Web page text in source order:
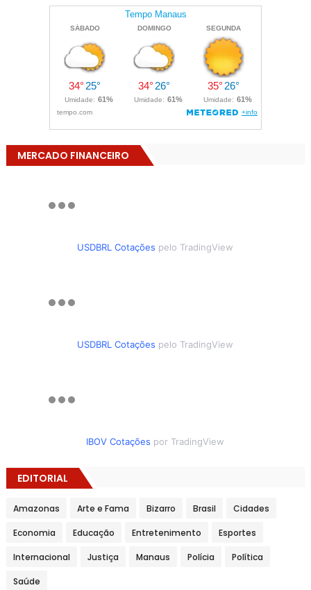
MERCADO FINANCEIRO
USDBRL Cotações pelo TradingView
USDBRL Cotações pelo TradingView
IBOV Cotações por TradingView
EDITORIAL
Amazonas Arte e Fama Bizarro Brasil Cidades
Economia Educação Entretenimento Esportes
Internacional Justiça Manaus Polícia Política
Saúde